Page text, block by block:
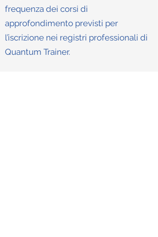
frequenza dei corsi di
approfondimento previsti per
l’iscrizione nei registri professionali di
Quantum Trainer.